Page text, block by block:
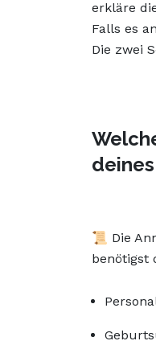
erkläre
Falls es
Die zwei
📜 Die
benötigst